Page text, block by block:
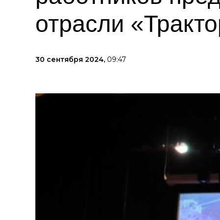
отрасли
30 сентября 2024, 09:47